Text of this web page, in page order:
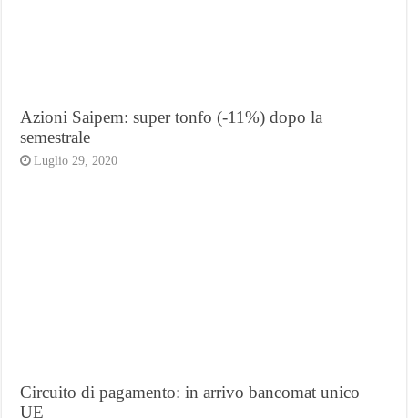
Azioni Saipem: super tonfo (-11%) dopo la
semestrale
Luglio 29, 2020
Circuito di pagamento: in arrivo bancomat unico
UE